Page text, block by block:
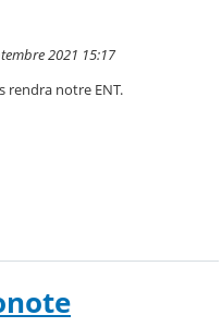
2021 15:17
rendra notre ENT.